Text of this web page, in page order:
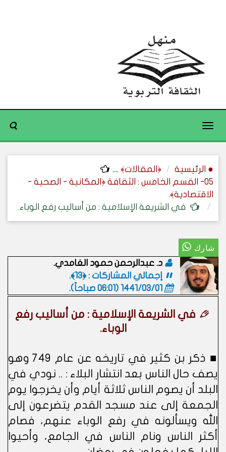
Toggle
● الرئيسية ﴿المقالات﴾ ....
05- القسم الخامس : الثقافة ﴿المكانية - الصحية -
الاقتصادية﴾.
في الشريعة الإسلامية : من أساليب رفع الوباء.
د. عبدالرحمن حمود الغامدي.
إجمالي المشاركات : ﴿13﴾.
1441/03/01 (06:01 صباحاً)
.
في الشريعة الإسلامية : من أساليب رفع
الوباء.
■ ذكر بن كثير في تاريخه عن عام 749 وهو
يصف حال الناس بعد انتشار البلاء : .. نودي في
البلد أن يصوم الناس ثلاثة أيام وأن يخرجوا يوم
الجمعة إلى عند مسجد القدم يتضرعون إلى
الله ويسألونه في رفع الوباء عنهم، فصام
أكثر الناس ونام الناس في الجامع، وأحيوا